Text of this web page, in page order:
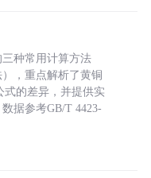
种常用计算方法
，重点解析了黄铜
式的差异，并提供实
据参考GB/T 4423-